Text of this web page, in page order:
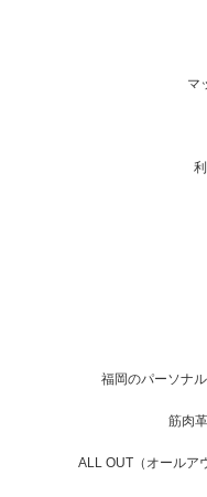
映画
【TV
「ね
マ
福岡のパーソナ
筋肉
ALL OUT（オールア